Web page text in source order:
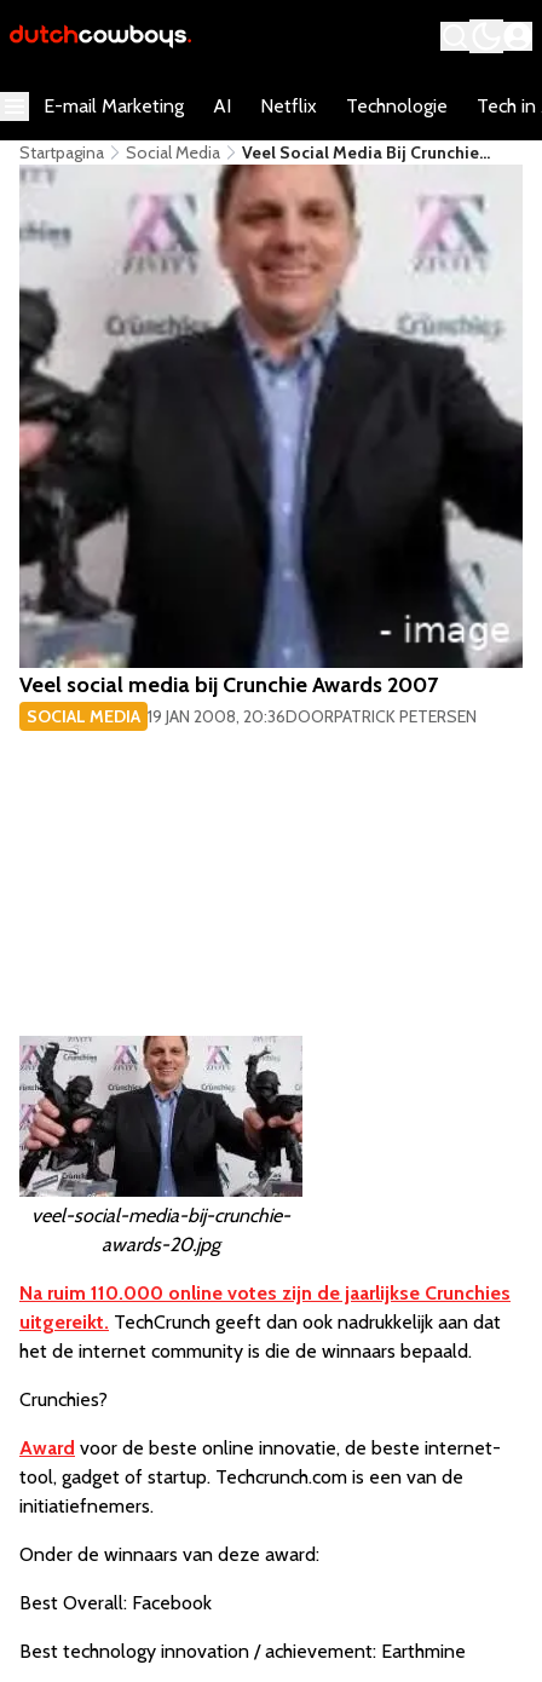
E-mail Marketing AI Netflix Technologie Tech in
Startpagina Social Media
Veel Social Media Bij Crunchie
Awards 2007
Veel social media bij Crunchie Awards 2007
SOCIAL MEDIA 19 JAN 2008, 20:36DOORPATRICK PETERSEN
veel-social-media-bij-crunchie-
awards-20.jpg
Na ruim 110.000 online votes zijn de jaarlijkse Crunchies
uitgereikt. TechCrunch geeft dan ook nadrukkelijk aan dat
het de internet community is die de winnaars bepaald.
Crunchies?
Award voor de beste online innovatie, de beste internet-
tool, gadget of startup. Techcrunch.com is een van de
initiatiefnemers.
Onder de winnaars van deze award:
Best Overall: Facebook
Best technology innovation / achievement: Earthmine